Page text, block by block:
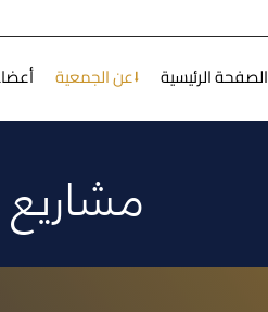
عن الجمعية⭣ الصفحة الرئيسية